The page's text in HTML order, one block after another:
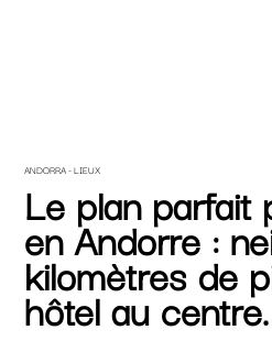
ANDORRA - LIEUX
Le plan parfait
en Andorre :
kilomètres de
hôtel au centre.